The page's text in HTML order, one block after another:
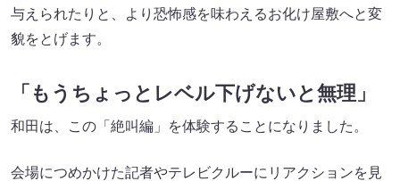
与えられたりと、より恐怖感を味わえるお化け屋敷へと変
貌をとげます。
「もうちょっとレベル下げないと無理」
和田は、この「絶叫編」を体験することになりました。
会場につめかけた記者やテレビクルーにリアクションを見